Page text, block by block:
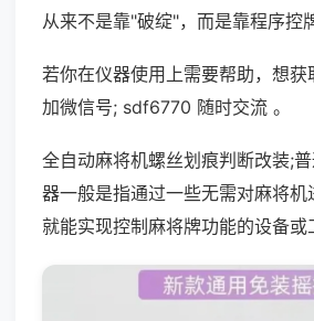
从来不是靠"破绽"，而是靠程序控
若你在仪器使用上需要帮助，想
加微信号; sdf6770 随时交流 。
全自动麻将机螺丝划痕判断改装;
器一般是指通过一些无需对麻将
就能实现控制麻将牌功能的设备或